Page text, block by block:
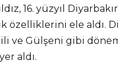
16. yüzyıl
özelliklerini ele aldı.
ve Gülşeni gibi
aldı.